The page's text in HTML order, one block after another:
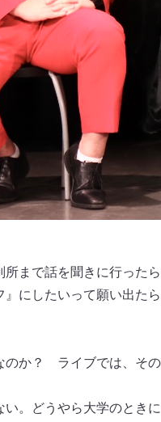
まで話を聞きに行った
にしたいって願い出た
か？ ライブでは、その
。どうやら大学のとき